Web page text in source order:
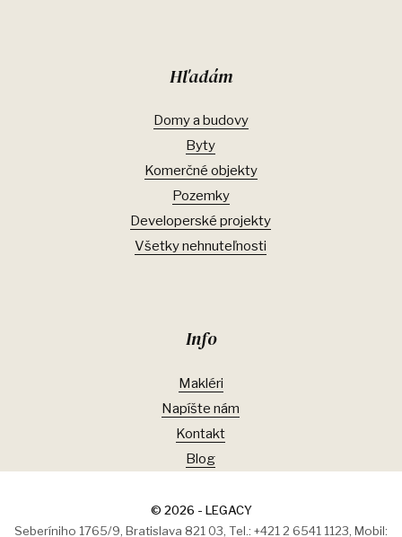
Hľadám
Domy a budovy
Byty
Komerčné objekty
Pozemky
Developerské projekty
Všetky nehnuteľnosti
Info
Makléri
Napíšte nám
Kontakt
Blog
© 2026 - LEGACY
Seberíniho 1765/9, Bratislava 821 03, Tel.: +421 2 6541 1123, Mobil: